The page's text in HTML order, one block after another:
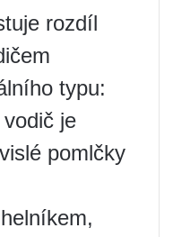
rozdíl
typu:
je
pomlčky